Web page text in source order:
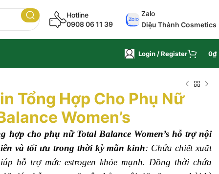
Hotline
0908 06 11 39
Zalo
Diệu Thành Cosmetics
Login / Register 0₫
Tổng Hợp Cho Phụ Nữ
Women’s
hợp cho phụ nữ Total Balance Women’s hỗ trợ nội
và tối ưu trong thời kỳ mãn kinh: Chứa chiết xuất
hỗ trợ mức estrogen khỏe mạnh. Đồng thời chứa
ngay ưu đãi